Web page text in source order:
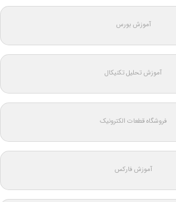
آموزش بورس
آموزش تحلیل تکنیکال
فروشگاه قطعات الکترونیک
آموزش فارکس